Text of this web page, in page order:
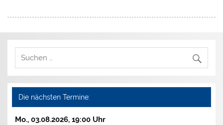
Die nächsten Termine:
Mo., 03.08.2026, 19:00 Uhr